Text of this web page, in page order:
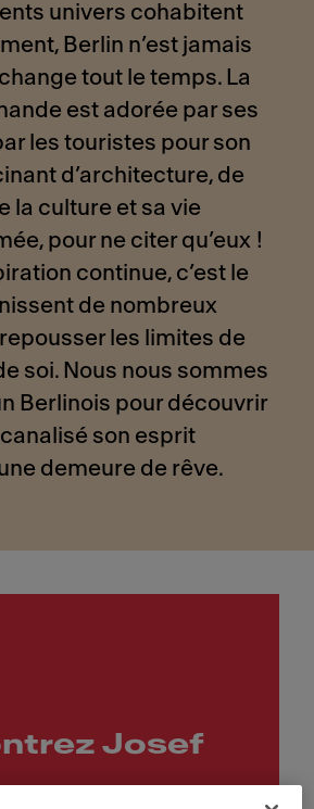
univers cohabitent
Berlin n’est jamais
tout le temps. La
est adorée par ses
les touristes pour son
d’architecture, de
la culture et sa vie
pour ne citer qu’eux !
continue, c’est le
de nombreux
les limites de
soi. Nous nous sommes
Berlinois pour découvrir
son esprit
demeure de rêve.
Josef